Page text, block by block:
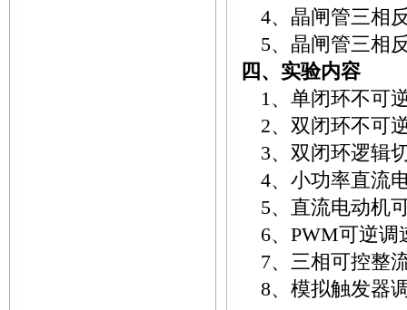
4、晶闸管三相
5、晶闸管三相
四、实验内容
1、单闭环不可
2、双闭环不可
3、双闭环逻辑
4、小功率直流
5、直流电动机
6、PWM可逆调
7、三相可控整
8、模拟触发器